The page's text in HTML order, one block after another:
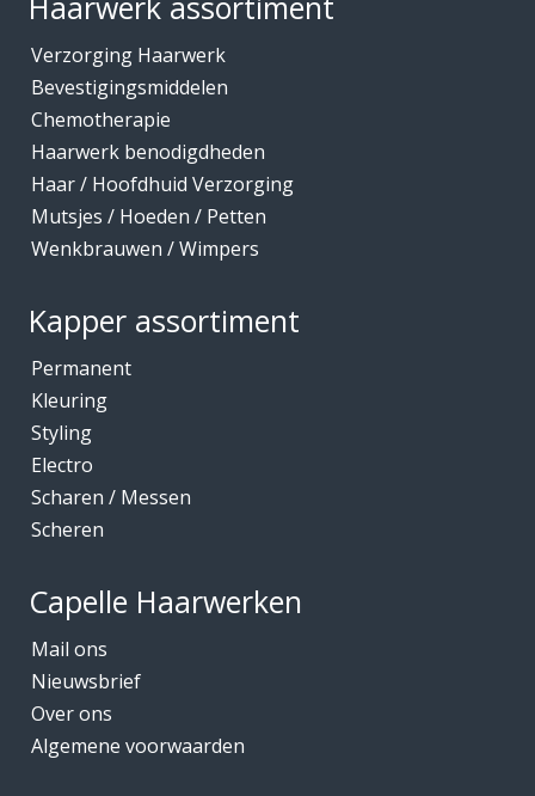
Verzorging Haarwerk
Bevestigingsmiddelen
Chemotherapie
Haarwerk benodigdheden
Haar / Hoofdhuid Verzorging
Mutsjes / Hoeden / Petten
Wenkbrauwen / Wimpers
Kapper assortiment
Permanent
Kleuring
Styling
Electro
Scharen / Messen
Scheren
Capelle Haarwerken
Mail ons
Nieuwsbrief
Over ons
Algemene voorwaarden